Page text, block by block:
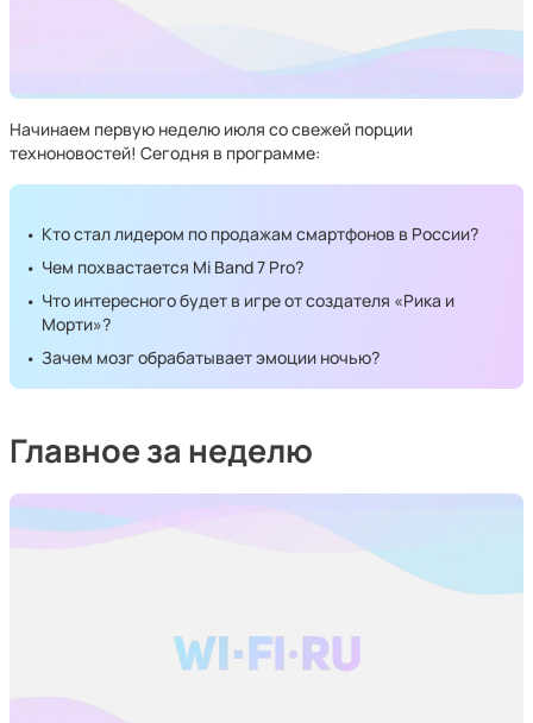
Начинаем первую неделю июля со свежей порции
техноновостей! Сегодня в программе:
Кто стал лидером по продажам смартфонов в России?
Чем похвастается Mi Band 7 Pro?
Что интересного будет в игре от создателя «Рика и
Морти»?
Зачем мозг обрабатывает эмоции ночью?
Главное за неделю